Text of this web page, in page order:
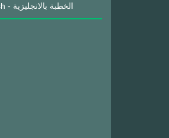
Khutbah in English - الخطبة بالانجليزية